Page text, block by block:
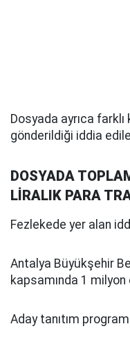
Dosyada ayrıca
gönderildiği iddia
DOSYADA
LİRALIK PARA
Fezlekede yer alan
Antalya Büyükşehir
kapsamında 1 milyon
Aday tanıtım